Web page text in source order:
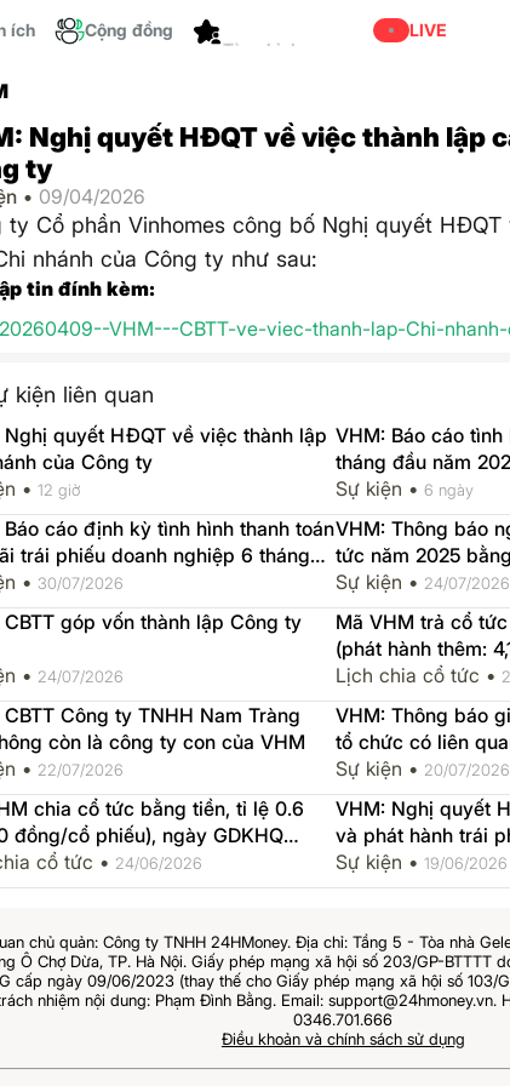
ích Cộng đồng LIVE
Nghị quyết HĐQT về việc thành lập
ty
• 09/04/2026
ty Cổ phần Vinhomes công bố Nghị quyết
nhánh của Công ty như sau:
tin đính kèm:
20260409--VHM---CBTT-ve-viec-thanh-lap-Chi-
kiện liên quan
Nghị quyết HĐQT về việc thành lập
của Công ty
• 12 giờ
VHM: Báo cáo
tháng đầu năm
Sự kiện • 6 ngày
Báo cáo định kỳ tình hình thanh toán
trái phiếu doanh nghiệp 6 tháng
2026 VHM121025
• 30/07/2026
VHM: Thông báo
tức năm 2025
Sự kiện • 24/07/2026
CBTT góp vốn thành lập Công ty
• 24/07/2026
Mã VHM trả cổ
(phát hành thêm:
GDKHQ 2026-08-
2026-08-07
Lịch chia cổ tức •
Công ty TNHH Nam Tràng
còn là công ty con của VHM
• 22/07/2026
VHM: Thông báo
tổ chức có liên
đoàn VINGROUP-
Sự kiện • 20/07/2026
chia cổ tức bằng tiền, tỉ lệ 0.6
đồng/cổ phiếu), ngày GDKHQ
29, ngày thực hiện 2026-07-22
cổ tức • 24/06/2026
VHM: Nghị quyết
và phát hành trái
hình thức riêng lẻ
Sự kiện • 19/06/2026
chủ quản: Công ty TNHH 24HMoney. Địa chỉ: Tầng 5 - Tòa nhà
Ô Chợ Dừa, TP. Hà Nội. Giấy phép mạng xã hội số 203/GP-BTTTT
cấp ngày 09/06/2023 (thay thế cho Giấy phép mạng xã hội số 103/
nhiệm nội dung: Phạm Đình Bằng. Email: support@24hmoney.vn.
0346.701.666
Điều khoản và chính sách sử dụng